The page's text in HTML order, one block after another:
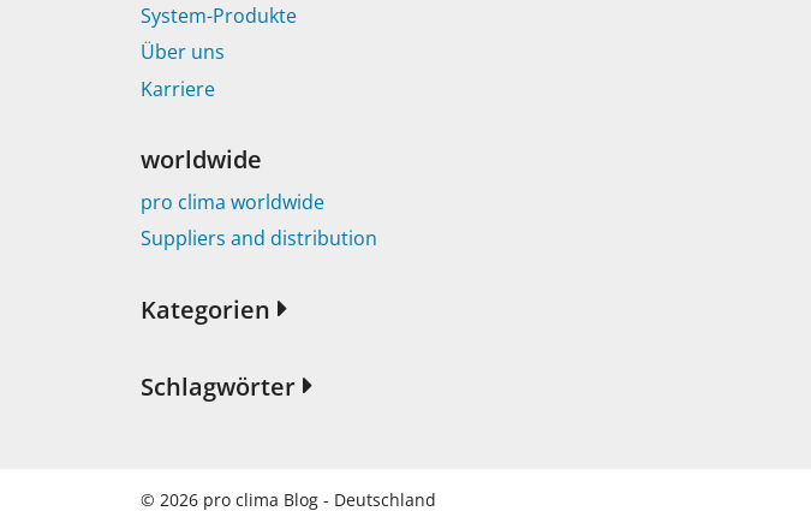
System-Produkte
Über uns
Karriere
worldwide
pro clima worldwide
Suppliers and distribution
Kategorien
Schlagwörter
© 2026 pro clima Blog - Deutschland